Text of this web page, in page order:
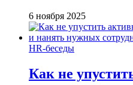
6 ноября 2025
HR-беседы
Как не